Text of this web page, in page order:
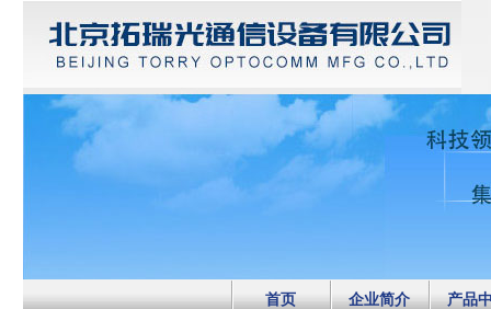
首页 企业简介 产品